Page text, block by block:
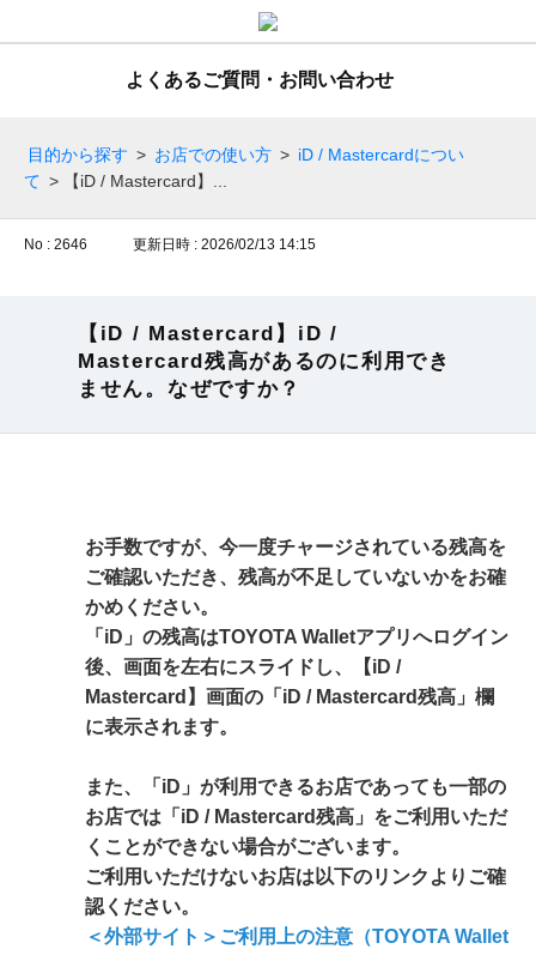
よくあるご質問・お問い合わせ
目的から探す > お店での使い方 > iD / Mastercardについ
て > 【iD / Mastercard】...
No : 2646 更新日時 : 2026/02/13 14:15
【iD / Mastercard】iD /
Mastercard残高があるのに利用でき
ません。なぜですか？
お手数ですが、今一度チャージされている残高を
ご確認いただき、残高が不足していないかをお確
かめください。
「iD」の残高はTOYOTA Walletアプリへログイン
後、画面を左右にスライドし、【iD /
Mastercard】画面の「iD / Mastercard残高」欄
に表示されます。
また、「iD」が利用できるお店であっても一部の
お店では「iD / Mastercard残高」をご利用いただ
くことができない場合がございます。
ご利用いただけないお店は以下のリンクよりご確
認ください。
＜外部サイト＞ご利用上の注意（TOYOTA Wallet